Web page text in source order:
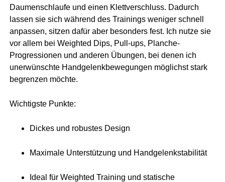
Daumenschlaufe und einen Klettverschluss. Dadurch
lassen sie sich während des Trainings weniger schnell
anpassen, sitzen dafür aber besonders fest. Ich nutze sie
vor allem bei Weighted Dips, Pull-ups, Planche-
Progressionen und anderen Übungen, bei denen ich
unerwünschte Handgelenkbewegungen möglichst stark
begrenzen möchte.
Wichtigste Punkte:
Dickes und robustes Design
Maximale Unterstützung und Handgelenkstabilität
Ideal für Weighted Training und statische